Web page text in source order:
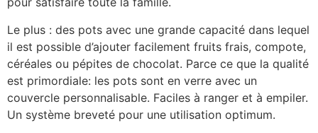
Le plus : des pots avec une grande capacité dans lequel
il est possible d’ajouter facilement fruits frais, compote,
céréales ou pépites de chocolat. Parce ce que la qualité
est primordiale: les pots sont en verre avec un
couvercle personnalisable. Faciles à ranger et à empiler.
Un système breveté pour une utilisation optimum.